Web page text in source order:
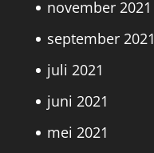
november 2021
september 2021
juli 2021
juni 2021
mei 2021